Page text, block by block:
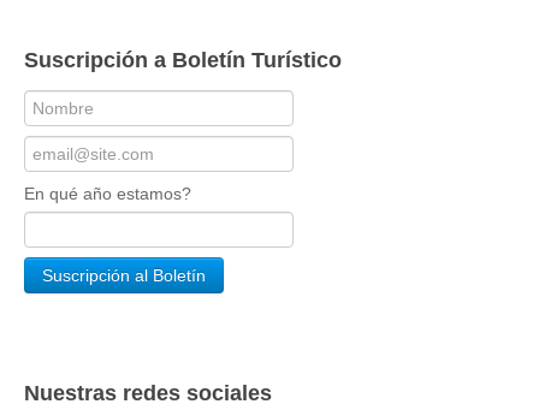
Suscripción a Boletín Turístico
En qué año estamos?
Nuestras redes sociales